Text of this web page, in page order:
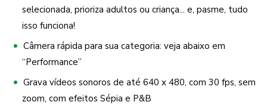
selecionada, prioriza adultos ou criança... e, pasme, tudo
isso funciona!
Câmera rápida para sua categoria: veja abaixo em
“Performance”
Grava vídeos sonoros de até 640 x 480, com 30 fps, sem
zoom, com efeitos Sépia e P&B